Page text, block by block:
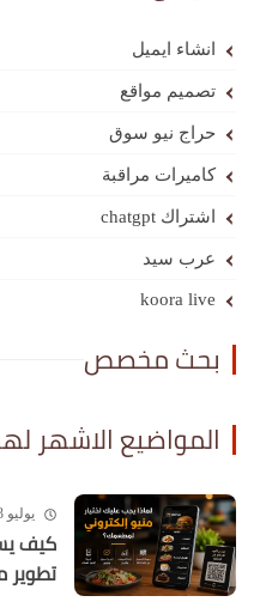
انشاء ايميل
تصميم مواقع
حراج نيو سوق
كاميرات مراقبة
اشتراك chatgpt
عرب سيد
koora live
بحث مخصص
المواضيع الاشهر
يوليو 3, 2026
كيف
تطوير